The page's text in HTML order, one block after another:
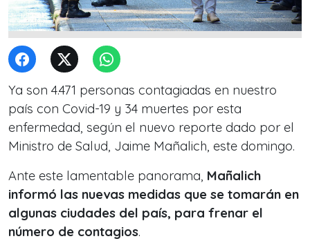
Ya son 4.471 personas contagiadas en nuestro
país con Covid-19 y 34 muertes por esta
enfermedad, según el nuevo reporte dado por el
Ministro de Salud, Jaime Mañalich, este domingo.
Ante este lamentable panorama, Mañalich
informó las nuevas medidas que se tomarán en
algunas ciudades del país, para frenar el
número de contagios.